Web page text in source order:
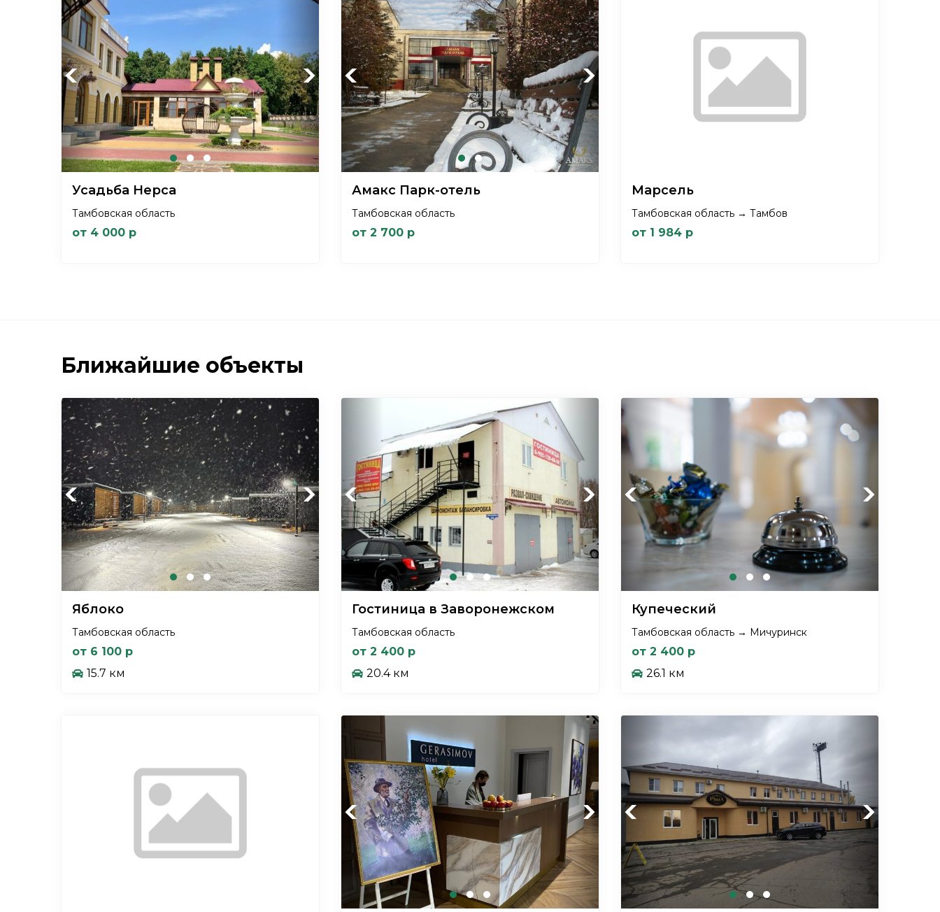
Previous Next
Усадьба Нерса
Тамбовская область
от 4 000 р
Previous Next
Амакс Парк-отель
Тамбовская область
от 2 700 р
Марсель
Тамбовская область → Тамбов
от 1 984 р
Ближайшие объекты
Previous Next
Яблоко
Тамбовская область
от 6 100 р
15.7 км
Previous Next
Гостиница в Заворонежском
Тамбовская область
от 2 400 р
20.4 км
Previous Next
Купеческий
Тамбовская область → Мичуринск
от 2 400 р
26.1 км
Previous Next Previous Next